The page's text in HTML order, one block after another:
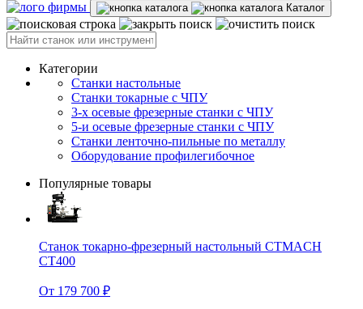
Каталог
Категории
Станки настольные
Станки токарные с ЧПУ
3-х осевые фрезерные станки с ЧПУ
5-и осевые фрезерные станки с ЧПУ
Станки ленточно-пильные по металлу
Оборудование профилегибочное
Популярные товары
Станок токарно-фрезерный настольный CTMACH
CT400
От 179 700 ₽